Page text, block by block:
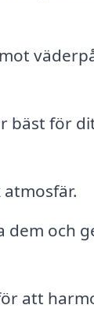
bäst för
dem och
att